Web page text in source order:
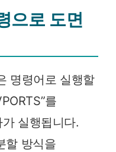
으로 도면
명령어로 실행할
를
실행됩니다.
할 방식을